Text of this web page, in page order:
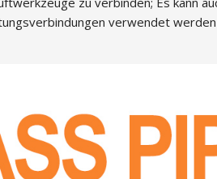
verwendet